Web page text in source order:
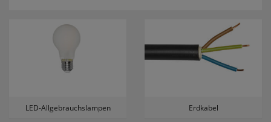
LED-Allgebrauchslampen Erdkabel